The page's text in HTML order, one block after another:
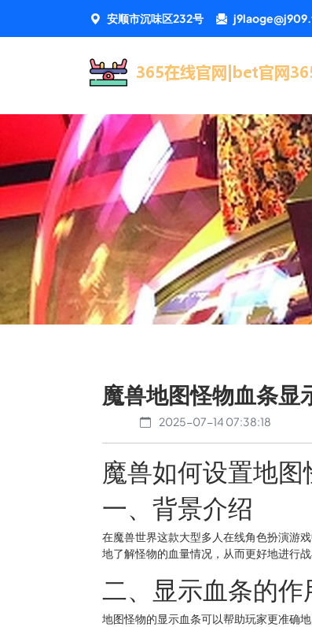
安顺市沉味区232号
魔兽地图怪物血条显
2025-07-14 07:38:18
魔兽如何设置地
一、背景介绍
在魔兽世界这款大型多人在线角色扮演游
地了解怪物的血量情况，从而更好地进行
二、显示血条的作
地图怪物的显示血条可以帮助玩家更准确